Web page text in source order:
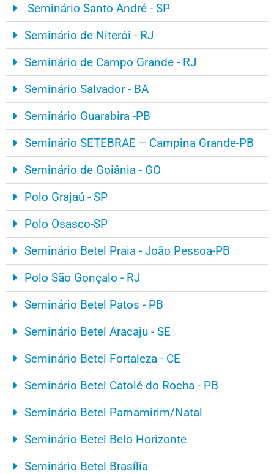
Seminário Santo André - SP
Seminário de Niterói - RJ
Seminário de Campo Grande - RJ
Seminário Salvador - BA
Seminário Guarabira -PB
Seminário SETEBRAE – Campina Grande-PB
Seminário de Goiânia - GO
Polo Grajaú - SP
Polo Osasco-SP
Seminário Betel Praia - João Pessoa-PB
Polo São Gonçalo - RJ
Seminário Betel Patos - PB
Seminário Betel Aracaju - SE
Seminário Betel Fortaleza - CE
Seminário Betel Catolé do Rocha - PB
Seminário Betel Parnamirim/Natal
Seminário Betel Belo Horizonte
Seminário Betel Brasília